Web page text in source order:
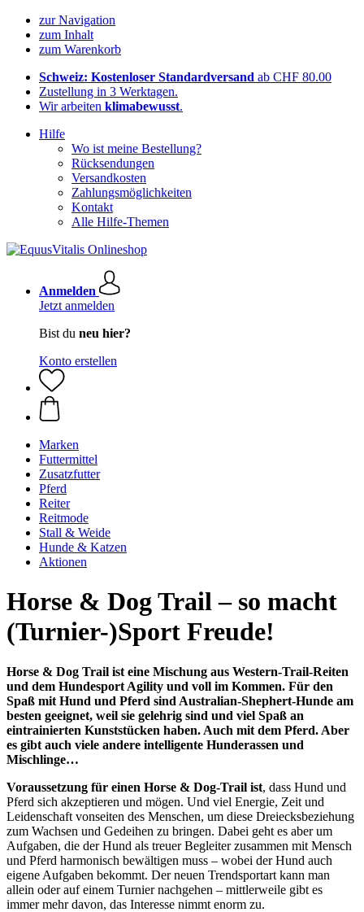
zur Navigation
zum Inhalt
zum Warenkorb
Schweiz: Kostenloser Standardversand ab CHF 80.00
Zustellung in 3 Werktagen.
Wir arbeiten klimabewusst.
Hilfe
Wo ist meine Bestellung?
Rücksendungen
Versandkosten
Zahlungsmöglichkeiten
Kontakt
Alle Hilfe-Themen
Anmelden
Jetzt anmelden
Bist du neu hier?
Konto erstellen
Marken
Futtermittel
Zusatzfutter
Pferd
Reiter
Reitmode
Stall & Weide
Hunde & Katzen
Aktionen
Horse & Dog Trail – so macht
(Turnier-)Sport Freude!
Horse & Dog Trail ist eine Mischung aus Western-Trail-Reiten
und dem Hundesport Agility und voll im Kommen. Für den
Spaß mit Hund und Pferd sind Australian-Shephert-Hunde am
besten geeignet, weil sie gelehrig sind und viel Spaß an
eintrainierten Kunststücken haben. Auch mit dem Pferd. Aber
es gibt auch viele andere intelligente Hunderassen und
Mischlinge…
Voraussetzung für einen Horse & Dog-Trail ist, dass Hund und
Pferd sich akzeptieren und mögen. Und viel Energie, Zeit und
Leidenschaft vonseiten des Menschen, um diese Dreiecksbeziehung
zum Wachsen und Gedeihen zu bringen. Dabei geht es aber um
Aufgaben, die der Hund als treuer Begleiter zusammen mit Mensch
und Pferd harmonisch bewältigen muss – wobei der Hund auch
eigene Aufgaben bekommt. Der neuen Trendsportart kann man
allein oder auf einem Turnier nachgehen – mittlerweile gibt es
immer mehr davon, das Interesse nimmt enorm zu.